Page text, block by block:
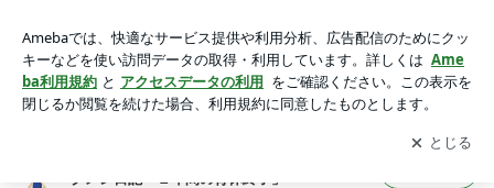
スベーカリー」（可児市）に行ってきました | 八百津っ子（渡
辺大二：美濃加茂市民）のイクメン日記「１年間の育休終了」
アプリをダウンロードして ブログの更新通知
を受け取りまし
ょう。
開く
クメン日記「１年間の育休終了」